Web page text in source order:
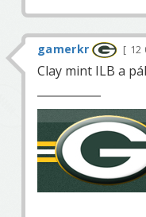
gamerkr 12
Clay mint ILB a